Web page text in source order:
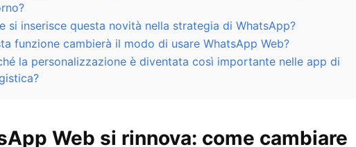
si inserisce questa novità nella strategia di WhatsApp?
funzione cambierà il modo di usare WhatsApp Web?
la personalizzazione è diventata così importante nelle app di
Web si rinnova: come cambiare